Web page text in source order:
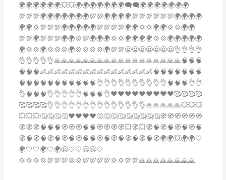
🌍🌍🌍🌍🌍🌍💥💥🌍🌍🌍🌍🌍🌍🌍🗨🗨🌍🌍🌍🌍🌍🌍🌍
💯💯💯🌍🌍🌍🌍🌍🌍🌍💯💯🌍🌍🌍🌍💯💯💯💯💯💯🌍🌍🌍🌍
🌍🌍💢💯💯💯🌍🌍🌍🌍🌍💯💯💯💯🌍🌍💢💢🌍🌍💢💢🌍🌍
💯💯🌍💯💯💯🌍🌍💢💯🌍🌍🌍💢💢🌍🌍🌍🌍💢💢🌍🌍🌍🌍🌍
🌍💢💢🌍💢💢💢🌍💢💢💢💢🌍💯💯😀😀😀😀😀😀😀👌👌👌👌
👌👌👌👌👌🙏🙏🙏🙏🙏🙏🙏🙏🙏🙏🙏🙏🙏🙏🙏🙏🙏🙏🧠🧠🧠
🧠🧠🧠👶👶👶👶👶👶👶👶👶👶👶👶👶👶👶👶🧠🧠🧠🧠🧠🧠🧠
🧠🧠🧠🧠🧠🧠🧠🧠🧠🧠🧠👌👌👌👌👌👌👌👌👌👌🧠🧠🧠👌👌
👌🧠🧠🧠👌👌👌👌👌🧠🧠🧠👌♥️♥️♥️♥️♥️♥️♥️♥️♥️🥰🥰🥰🥰
🥰🥰🥰🥰👌👌👌👌👌👌👌👌👌👌👌👌👌👌🙏🙏🙏🙏🙏💥💥💥
💥💥💥🤔🤔🤔🤔♥️♥️♥️♥️🤔🤔🤔🤔🤔🤔🤔🤔🤔🧭🧭🧭🧭🧭🧭
🧭🧭🧭🧠🧠🧠🧭🧭🧭🧠🧠🧭🧭🧭🧭💥🧭💥🧭🧠🧭🧠🧭🧠🧭🧠
🧭🧠🧭🧠🧭🧠🧭🧠🧭🧠🧠🧭🧠🧭🧠🧭🧠🧭🧠🧭🌍🌍💥🌍🌍🤍
🌍🤍🤍🌍🤍🌍😀🤍🤍😀😀🤍
💢💢💢💢💯💯💯💢💢💯💯💯💯💢💢💯💯🙏🙏🙏🙏🙏🙏🙏🙏